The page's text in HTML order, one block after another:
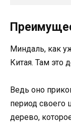
Миндаль, как
Китая. Там это
Ведь оно
период своего
дерево,